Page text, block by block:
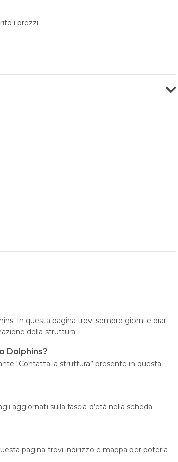
i prezzi.
In questa pagina trovi sempre giorni e orari
della struttura.
Dolphins?
“Contatta la struttura” presente in questa
aggiornati sulla fascia d’età nella scheda
pagina trovi indirizzo e mappa per poterla